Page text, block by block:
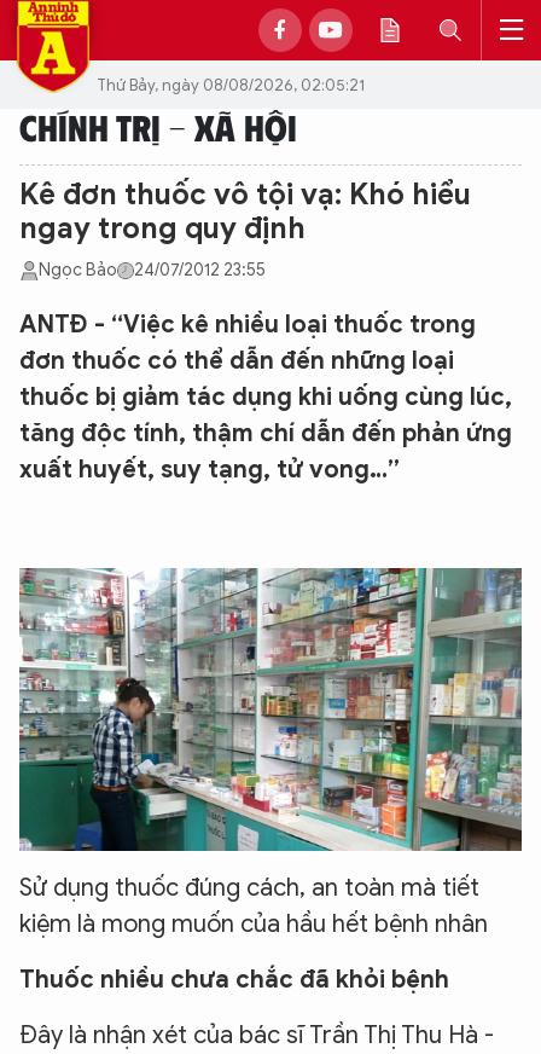
Thứ Bảy, ngày 08/08/2026, 02:05:21
CHÍNH TRỊ - XÃ HỘI
Kê đơn thuốc vô tội vạ: Khó hiểu
ngay trong quy định
Ngọc Bảo 24/07/2012 23:55
ANTĐ - “Việc kê nhiều loại thuốc trong
đơn thuốc có thể dẫn đến những loại
thuốc bị giảm tác dụng khi uống cùng lúc,
tăng độc tính, thậm chí dẫn đến phản ứng
xuất huyết, suy tạng, tử vong…”
Sử dụng thuốc đúng cách, an toàn mà tiết
kiệm là mong muốn của hầu hết bệnh nhân
Thuốc nhiều chưa chắc đã khỏi bệnh
Đây là nhận xét của bác sĩ Trần Thị Thu Hà -